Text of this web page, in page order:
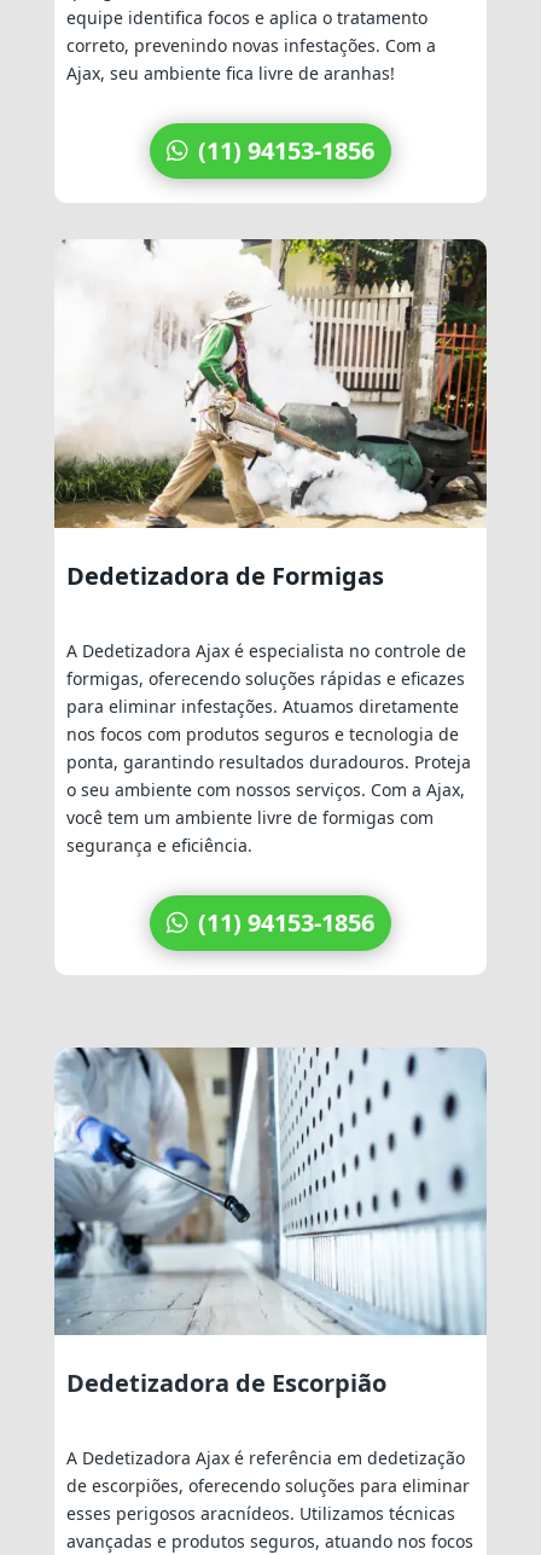
equipe identifica focos e aplica o tratamento
correto, prevenindo novas infestações. Com a
Ajax, seu ambiente fica livre de aranhas!
(11) 94153-1856
Dedetizadora de Formigas
A Dedetizadora Ajax é especialista no controle de
formigas, oferecendo soluções rápidas e eficazes
para eliminar infestações. Atuamos diretamente
nos focos com produtos seguros e tecnologia de
ponta, garantindo resultados duradouros. Proteja
o seu ambiente com nossos serviços. Com a Ajax,
você tem um ambiente livre de formigas com
segurança e eficiência.
(11) 94153-1856
Dedetizadora de Escorpião
A Dedetizadora Ajax é referência em dedetização
de escorpiões, oferecendo soluções para eliminar
esses perigosos aracnídeos. Utilizamos técnicas
avançadas e produtos seguros, atuando nos focos